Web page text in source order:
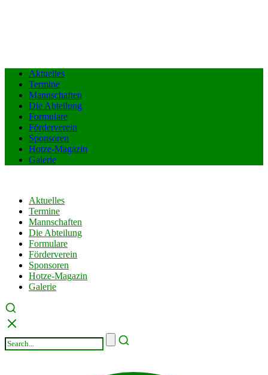
Aktuelles
Termine
Mannschaften
Die Abteilung
Formulare
Förderverein
Sponsoren
Hotze-Magazin
Galerie
Aktuelles
Termine
Mannschaften
Die Abteilung
Formulare
Förderverein
Sponsoren
Hotze-Magazin
Galerie